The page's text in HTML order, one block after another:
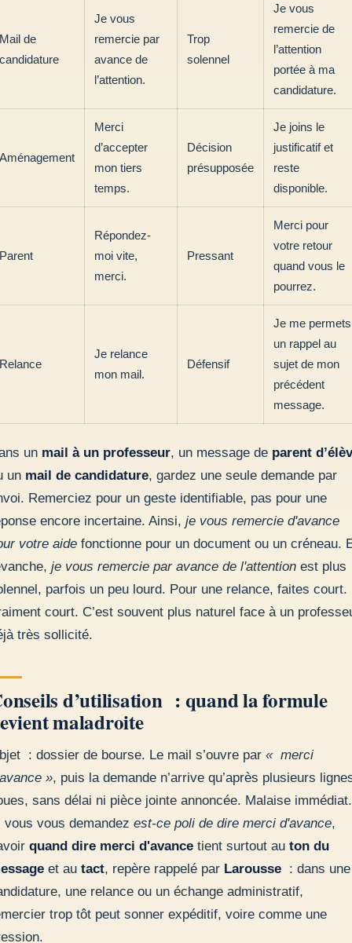
Mail de
candidature
Je vous
remercie par
avance de
l’attention.
Trop
solennel
Je vous
remercie de
l’attention
portée à ma
candidature.
Aménagement
Merci
d’accepter
mon tiers
temps.
Décision
présupposée
Je joins le
justificatif et
reste
disponible.
Parent
Répondez-
moi vite,
merci.
Pressant
Merci pour
votre retour
quand vous le
pourrez.
Relance
Je relance
mon mail.
Défensif
Je me permets
un rappel au
sujet de mon
précédent
message.
un mail à un professeur, un message de parent
un mail de candidature, gardez une seule demande par
Remerciez pour un geste identifiable, pas pour une
encore incertaine. Ainsi, je vous remercie d'avance
votre aide fonctionne pour un document ou un créneau.
je vous remercie par avance de l'attention est plus
parfois un peu lourd. Pour une relance, faites court.
court. C’est souvent plus naturel face à un
très sollicité.
d’utilisation : quand la formule
maladroite
: dossier de bourse. Le mail s’ouvre par « merci
», puis la demande n’arrive qu’après plusieurs
sans délai ni pièce jointe annoncée. Malaise immédiat.
vous vous demandez est-ce poli de dire merci d'avance,
quand dire merci d'avance tient surtout au ton du
et au tact, repère rappelé par Larousse : dans une
une relance ou un échange administratif,
trop tôt peut sonner expéditif, voire comme une